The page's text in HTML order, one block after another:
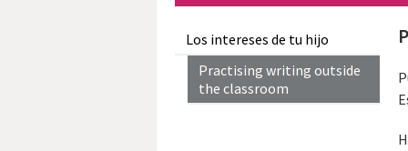
Los intereses de tu hijo
Practising writing outside
the classroom